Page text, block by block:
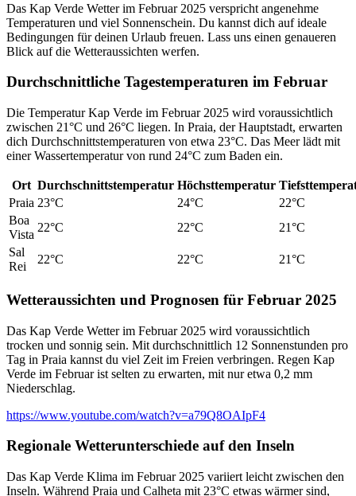
Das Kap Verde Wetter im Februar 2025 verspricht angenehme
Temperaturen und viel Sonnenschein. Du kannst dich auf ideale
Bedingungen für deinen Urlaub freuen. Lass uns einen genaueren
Blick auf die Wetteraussichten werfen.
Durchschnittliche Tagestemperaturen im Februar
Die Temperatur Kap Verde im Februar 2025 wird voraussichtlich
zwischen 21°C und 26°C liegen. In Praia, der Hauptstadt, erwarten
dich Durchschnittstemperaturen von etwa 23°C. Das Meer lädt mit
einer Wassertemperatur von rund 24°C zum Baden ein.
Ort Durchschnittstemperatur Höchsttemperatur
Praia 23°C 24°C
22°C
Boa
Vista
22°C 22°C
21°C
Sal
Rei
22°C 22°C 21°C
Wetteraussichten und Prognosen für Februar 2025
Das Kap Verde Wetter im Februar 2025 wird voraussichtlich
trocken und sonnig sein. Mit durchschnittlich 12 Sonnenstunden pro
Tag in Praia kannst du viel Zeit im Freien verbringen. Regen Kap
Verde im Februar ist selten zu erwarten, mit nur etwa 0,2 mm
Niederschlag.
https://www.youtube.com/watch?v=a79Q8OAIpF4
Regionale Wetterunterschiede auf den Inseln
Das Kap Verde Klima im Februar 2025 variiert leicht zwischen den
Inseln. Während Praia und Calheta mit 23°C etwas wärmer sind,